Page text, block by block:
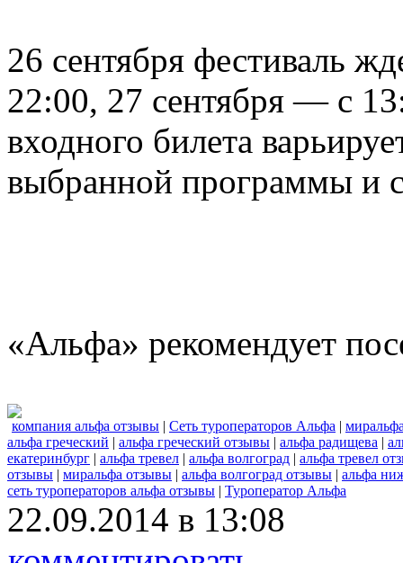
26 сентября фестиваль
22:00, 27 сентября — с
входного билета
выбранной программы и
«Альфа» рекомендует
компания альфа отзывы | Сеть туроператоров Альфа |
альфа греческий | альфа греческий отзывы | альфа радищева |
екатеринбург | альфа тревел | альфа волгоград | альфа тревел
отзывы | миральфа отзывы | альфа волгоград отзывы | альфа
сеть туроператоров альфа отзывы | Туроператор Альфа
22.09.2014 в 13:08